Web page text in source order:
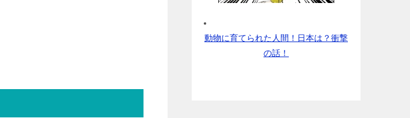
動物に育てられた人間！日本は？衝撃
の話！